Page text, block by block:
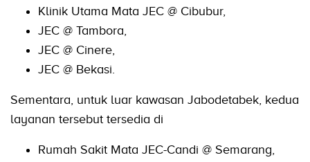
Klinik Utama Mata JEC @ Cibubur,
JEC @ Tambora,
JEC @ Cinere,
JEC @ Bekasi.
Sementara, untuk luar kawasan Jabodetabek, kedua
layanan tersebut tersedia di
Rumah Sakit Mata JEC-Candi @ Semarang,